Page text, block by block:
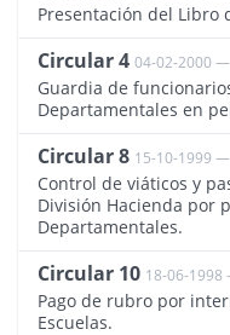
Presentación del Libro
Circular 4 04-02-2000 —
Guardia de
Departamentales en
Circular 8 15-10-1999
Control de viáticos y
División Hacienda por
Departamentales.
Circular 10 18-06-1998
Pago de rubro por
Escuelas.